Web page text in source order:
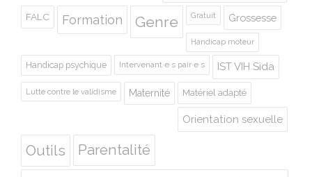
FALC Formation Genre Gratuit Grossesse
Handicap moteur
Handicap psychique Intervenant·e·s pair·e·s IST VIH Sida
Lutte contre le validisme Maternité Matériel adapté
Orientation sexuelle
Outils Parentalité